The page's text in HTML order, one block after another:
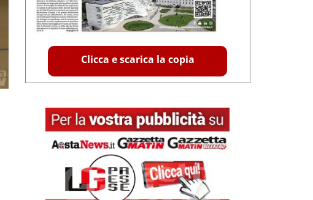
Clicca e scarica la copia